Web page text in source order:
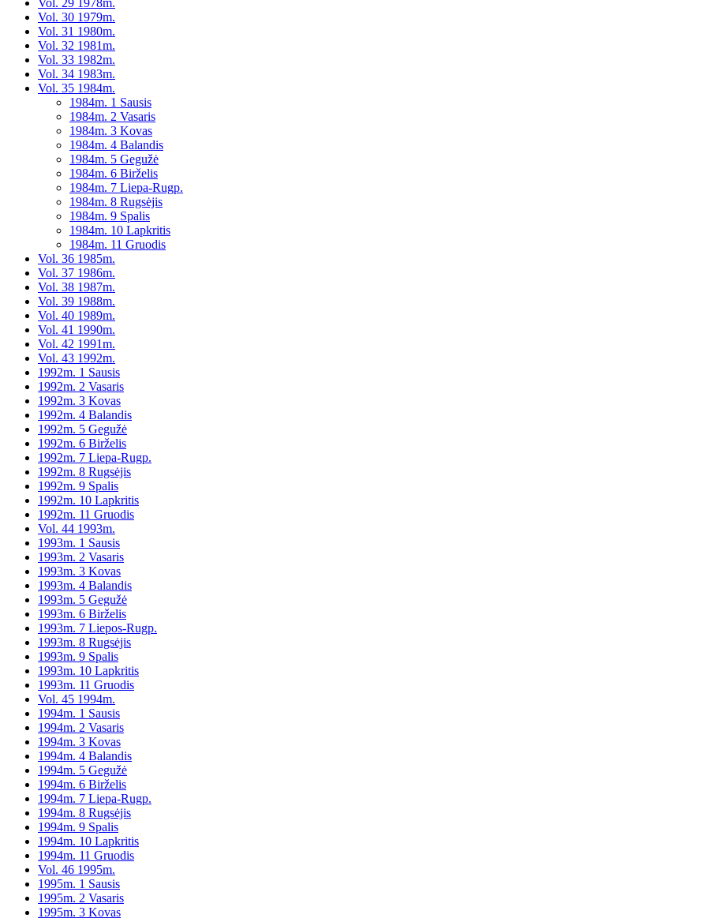
Vol. 29 1978m.
Vol. 30 1979m.
Vol. 31 1980m.
Vol. 32 1981m.
Vol. 33 1982m.
Vol. 34 1983m.
Vol. 35 1984m.
1984m. 1 Sausis
1984m. 2 Vasaris
1984m. 3 Kovas
1984m. 4 Balandis
1984m. 5 Gegužė
1984m. 6 Birželis
1984m. 7 Liepa-Rugp.
1984m. 8 Rugsėjis
1984m. 9 Spalis
1984m. 10 Lapkritis
1984m. 11 Gruodis
Vol. 36 1985m.
Vol. 37 1986m.
Vol. 38 1987m.
Vol. 39 1988m.
Vol. 40 1989m.
Vol. 41 1990m.
Vol. 42 1991m.
Vol. 43 1992m.
1992m. 1 Sausis
1992m. 2 Vasaris
1992m. 3 Kovas
1992m. 4 Balandis
1992m. 5 Gegužė
1992m. 6 Birželis
1992m. 7 Liepa-Rugp.
1992m. 8 Rugsėjis
1992m. 9 Spalis
1992m. 10 Lapkritis
1992m. 11 Gruodis
Vol. 44 1993m.
1993m. 1 Sausis
1993m. 2 Vasaris
1993m. 3 Kovas
1993m. 4 Balandis
1993m. 5 Gegužė
1993m. 6 Birželis
1993m. 7 Liepos-Rugp.
1993m. 8 Rugsėjis
1993m. 9 Spalis
1993m. 10 Lapkritis
1993m. 11 Gruodis
Vol. 45 1994m.
1994m. 1 Sausis
1994m. 2 Vasaris
1994m. 3 Kovas
1994m. 4 Balandis
1994m. 5 Gegužė
1994m. 6 Birželis
1994m. 7 Liepa-Rugp.
1994m. 8 Rugsėjis
1994m. 9 Spalis
1994m. 10 Lapkritis
1994m. 11 Gruodis
Vol. 46 1995m.
1995m. 1 Sausis
1995m. 2 Vasaris
1995m. 3 Kovas